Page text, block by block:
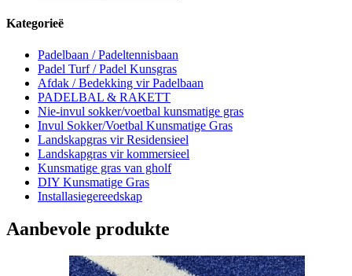
Kategorieë
Padelbaan / Padeltennisbaan
Padel Turf / Padel Kunsgras
Afdak / Bedekking vir Padelbaan
PADELBAL & RAKETT
Nie-invul sokker/voetbal kunsmatige gras
Invul Sokker/Voetbal Kunsmatige Gras
Landskapgras vir Residensieel
Landskapgras vir kommersieel
Kunsmatige gras van gholf
DIY Kunsmatige Gras
Installasiegereedskap
Aanbevole produkte